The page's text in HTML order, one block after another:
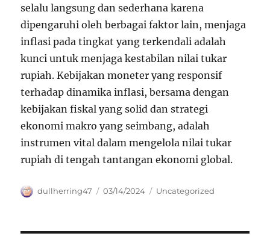
selalu langsung dan sederhana karena
dipengaruhi oleh berbagai faktor lain, menjaga
inflasi pada tingkat yang terkendali adalah
kunci untuk menjaga kestabilan nilai tukar
rupiah. Kebijakan moneter yang responsif
terhadap dinamika inflasi, bersama dengan
kebijakan fiskal yang solid dan strategi
ekonomi makro yang seimbang, adalah
instrumen vital dalam mengelola nilai tukar
rupiah di tengah tantangan ekonomi global.
Author
dullherring47
Posted
03/14/2024 Categories
Uncategorized